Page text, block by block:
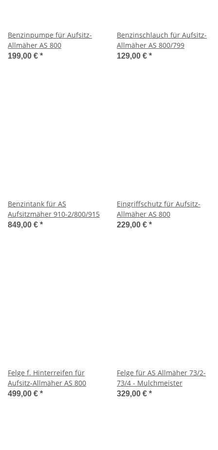
Benzinpumpe für Aufsitz-
Allmäher AS 800
199,00 € *
Benzinschlauch für Aufsitz-
Allmäher AS 800/799
129,00 € *
Benzintank für AS
Aufsitzmäher 910-2/800/915
849,00 € *
Eingriffschutz für Aufsitz-
Allmäher AS 800
229,00 € *
Felge f. Hinterreifen für
Aufsitz-Allmäher AS 800
499,00 € *
Felge für AS Allmäher 73/2-
73/4 - Mulchmeister
329,00 € *